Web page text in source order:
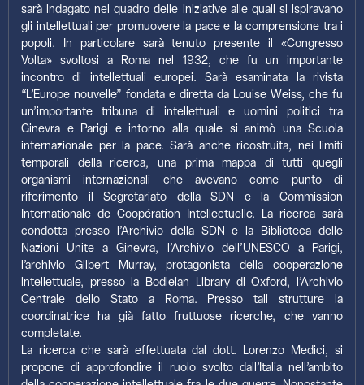
sarà indagato nel quadro delle iniziative alle quali si ispiravano
gli intellettuali per promuovere la pace e la comprensione tra i
popoli. In particolare sarà tenuto presente il «Congresso
Volta» svoltosi a Roma nel 1932, che fu un importante
incontro di intellettuali europei. Sarà esaminata la rivista
“L’Europe nouvelle” fondata e diretta da Louise Weiss, che fu
un’importante tribuna di intellettuali e uomini politici tra
Ginevra e Parigi e intorno alla quale si animò una Scuola
internazionale per la pace. Sarà anche ricostruita, nei limiti
temporali della ricerca, una prima mappa di tutti quegli
organismi internazionali che avevano come punto di
riferimento il Segretariato della SDN e la Commission
Internationale de Coopération Intellectuelle. La ricerca sarà
condotta presso l’Archivio della SDN e la Biblioteca delle
Nazioni Unite a Ginevra, l’Archivio dell’UNESCO a Parigi,
l’archivio Gilbert Murray, protagonista della cooperazione
intellettuale, presso la Bodleian Library di Oxford, l’Archivio
Centrale dello Stato a Roma. Presso tali strutture la
coordinatrice ha già fatto fruttuose ricerche, che vanno
completate.
La ricerca che sarà effettuata dal dott. Lorenzo Medici, si
propone di approfondire il ruolo svolto dall’Italia nell’ambito